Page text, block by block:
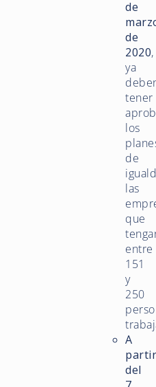
de
de
2020,
ya
tener
los
de
las
que
entre
151
y
250
A
del